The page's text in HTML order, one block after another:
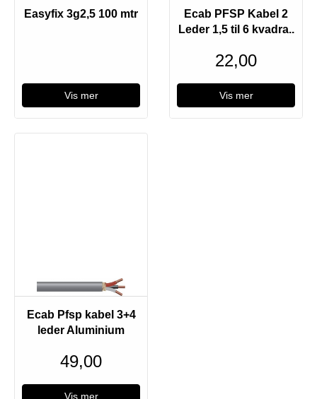
Easyfix 3g2,5 100 mtr
Vis mer
Ecab PFSP Kabel 2
Leder 1,5 til 6 kvadra..
22,00
Vis mer
Ecab Pfsp kabel 3+4
leder Aluminium
49,00
Vis mer